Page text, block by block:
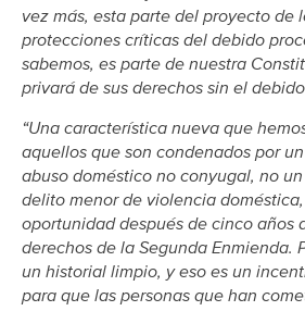
vez más, esta parte del proyecto de
protecciones críticas del debido
sabemos, es parte de nuestra
privará de sus derechos sin el
“Una característica nueva que
aquellos que son condenados por
abuso doméstico no conyugal, no
delito menor de violencia
oportunidad después de cinco años
derechos de la Segunda Enmienda.
un historial limpio, y eso es un
para que las personas que han